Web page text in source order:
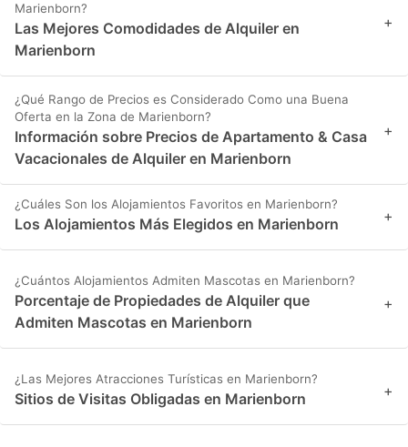
Marienborn?
Las Mejores Comodidades de Alquiler en
Marienborn
+
¿Qué Rango de Precios es Considerado Como una Buena
Oferta en la Zona de Marienborn?
Información sobre Precios de Apartamento & Casa
Vacacionales de Alquiler en Marienborn
+
¿Cuáles Son los Alojamientos Favoritos en Marienborn?
Los Alojamientos Más Elegidos en Marienborn +
¿Cuántos Alojamientos Admiten Mascotas en Marienborn?
Porcentaje de Propiedades de Alquiler que
Admiten Mascotas en Marienborn
+
¿Las Mejores Atracciones Turísticas en Marienborn?
Sitios de Visitas Obligadas en Marienborn +